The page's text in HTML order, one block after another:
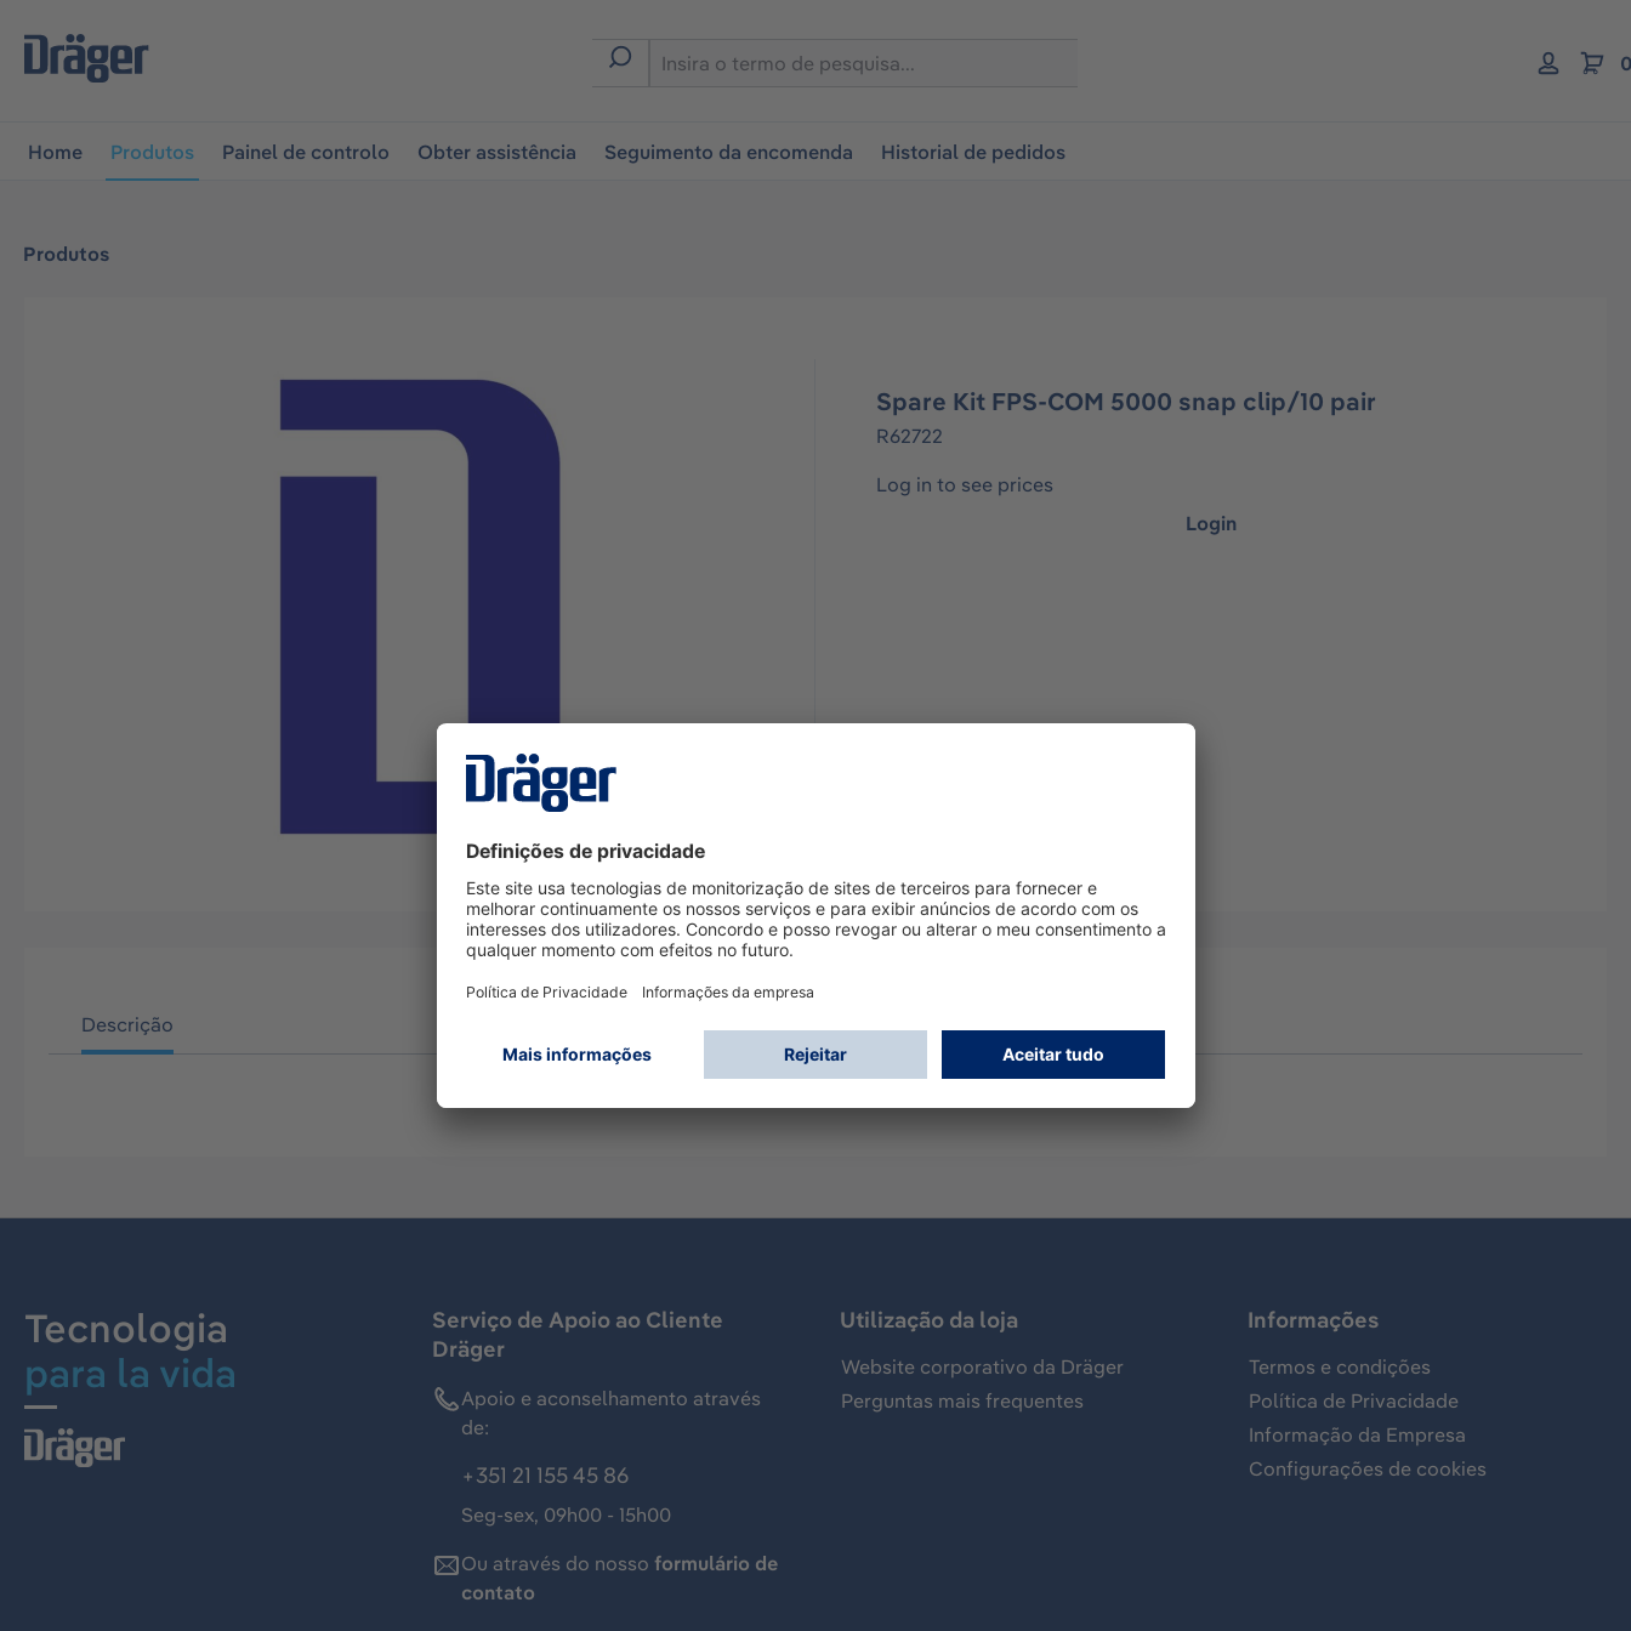
a navegação principal
Home Produtos Painel de controlo Obter assistência Seguimento da encomenda Historial de pedidos
Produtos
Spare Kit FPS-COM 5000 snap clip/10 pair
R62722
Log in to see prices
Login
Descrição
Tecnologia
para la vida
Serviço de Apoio ao Cliente
Dräger
Apoio e aconselhamento através
de:
+351 21 155 45 86
Seg-sex, 09h00 - 15h00
Ou através do nosso formulário de
contato
Utilização da loja
Website corporativo da Dräger
Perguntas mais frequentes
Informações
Termos e condições
Política de Privacidade
Informação da Empresa
Configurações de cookies